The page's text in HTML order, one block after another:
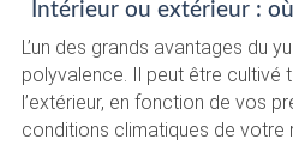
Intérieur ou extérieur :
L’un des grands avantages du
polyvalence. Il peut être cultivé
l’extérieur, en fonction de vos
conditions climatiques de votre